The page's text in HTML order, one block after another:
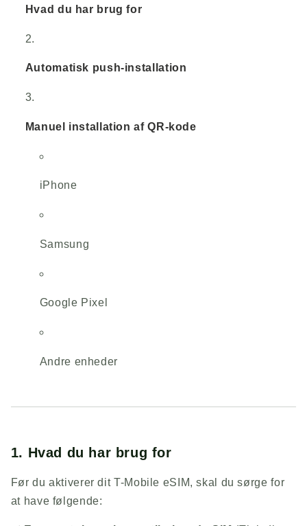
Hvad du har brug for
Automatisk push-installation
Manuel installation af QR-kode
iPhone
Samsung
Google Pixel
Andre enheder
1. Hvad du har brug for
Før du aktiverer dit T-Mobile eSIM, skal du sørge for
at have følgende: